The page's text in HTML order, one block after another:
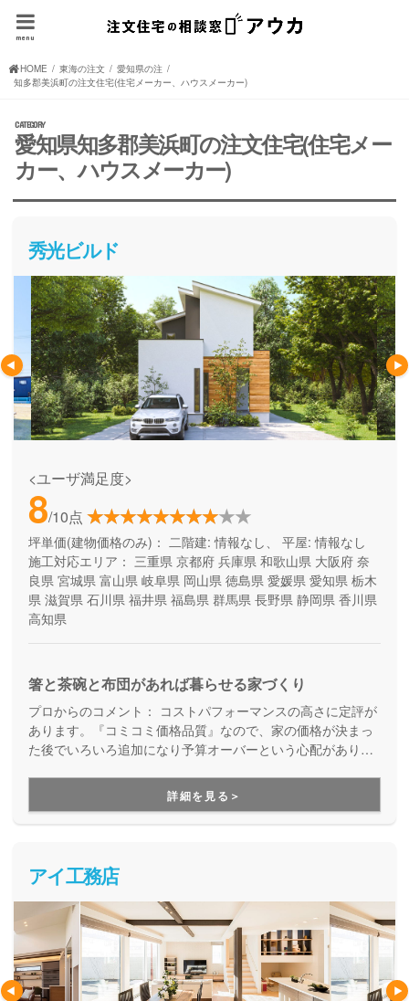
menu
HOME 東海の注文住宅(住宅メーカー、ハウスメーカー)
愛知県の注文住宅(住宅メーカー、ハウスメーカー)
知多郡美浜町の注文住宅(住宅メーカー、ハウスメーカー)
愛知県知多郡美浜町の注文住宅(住宅メー
カー、ハウスメーカー)
秀光ビルド
<ユーザ満足度>
8/10点
坪単価(建物価格のみ)： 二階建: 情報なし、 平屋: 情報なし
施工対応エリア： 三重県 京都府 兵庫県 和歌山県 大阪府 奈
良県 宮城県 富山県 岐阜県 岡山県 徳島県 愛媛県 愛知県 栃木
県 滋賀県 石川県 福井県 福島県 群馬県 長野県 静岡県 香川県
高知県
箸と茶碗と布団があれば暮らせる家づくり
プロからのコメント：
あります。『コミコミ価格品質』なので、家の価格が決まっ
た後でいろいろ追加になり予算オーバーという心配がありま
詳細を見る＞
アイ工務店